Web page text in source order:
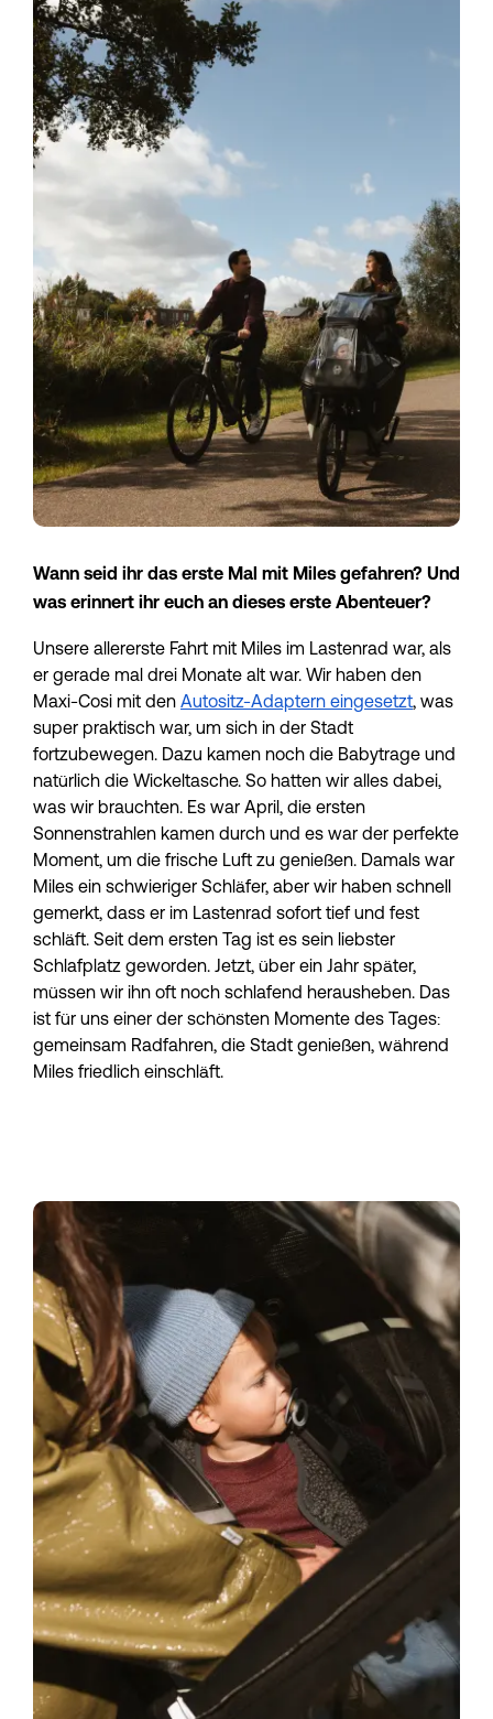
Wann seid ihr das erste Mal mit Miles gefahren? Und
was erinnert ihr euch an dieses erste Abenteuer?
Unsere allererste Fahrt mit Miles im Lastenrad war, als
er gerade mal drei Monate alt war. Wir haben den
Maxi-Cosi mit den Autositz-Adaptern eingesetzt, was
super praktisch war, um sich in der Stadt
fortzubewegen. Dazu kamen noch die Babytrage und
natürlich die Wickeltasche. So hatten wir alles dabei,
was wir brauchten. Es war April, die ersten
Sonnenstrahlen kamen durch und es war der perfekte
Moment, um die frische Luft zu genießen. Damals war
Miles ein schwieriger Schläfer, aber wir haben schnell
gemerkt, dass er im Lastenrad sofort tief und fest
schläft. Seit dem ersten Tag ist es sein liebster
Schlafplatz geworden. Jetzt, über ein Jahr später,
müssen wir ihn oft noch schlafend herausheben. Das
ist für uns einer der schönsten Momente des Tages:
gemeinsam Radfahren, die Stadt genießen, während
Miles friedlich einschläft.